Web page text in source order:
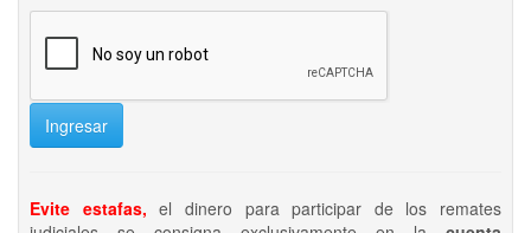
Ingresar
Evite estafas, el dinero para participar de los remates